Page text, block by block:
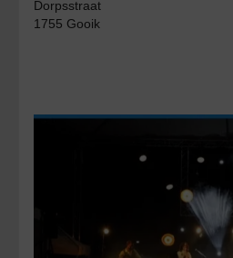
Dorpsstraat
1755 Gooik